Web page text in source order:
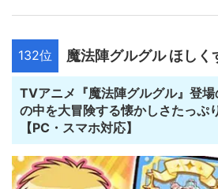
132位 魔法陣グルグル ほしく
TVアニメ『魔法陣グルグル』登
の中を大冒険する懐かしさたっぷ
【PC・スマホ対応】